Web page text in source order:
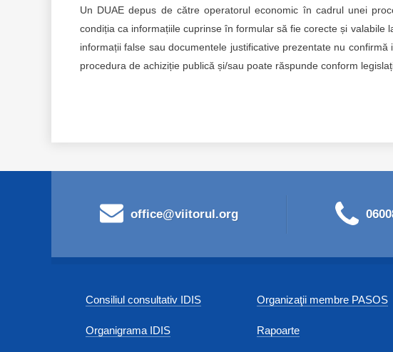
Un DUAE depus de către operatorul economic în cadrul unei
condiția ca informațiile cuprinse în formular să fie corecte și
informații false sau documentele justificative prezentate nu
procedura de achiziție publică și/sau poate răspunde conform
office@viitorul.org
Consiliul consultativ IDIS
Organigrama IDIS
Organizaţii membre PASOS
Rapoarte